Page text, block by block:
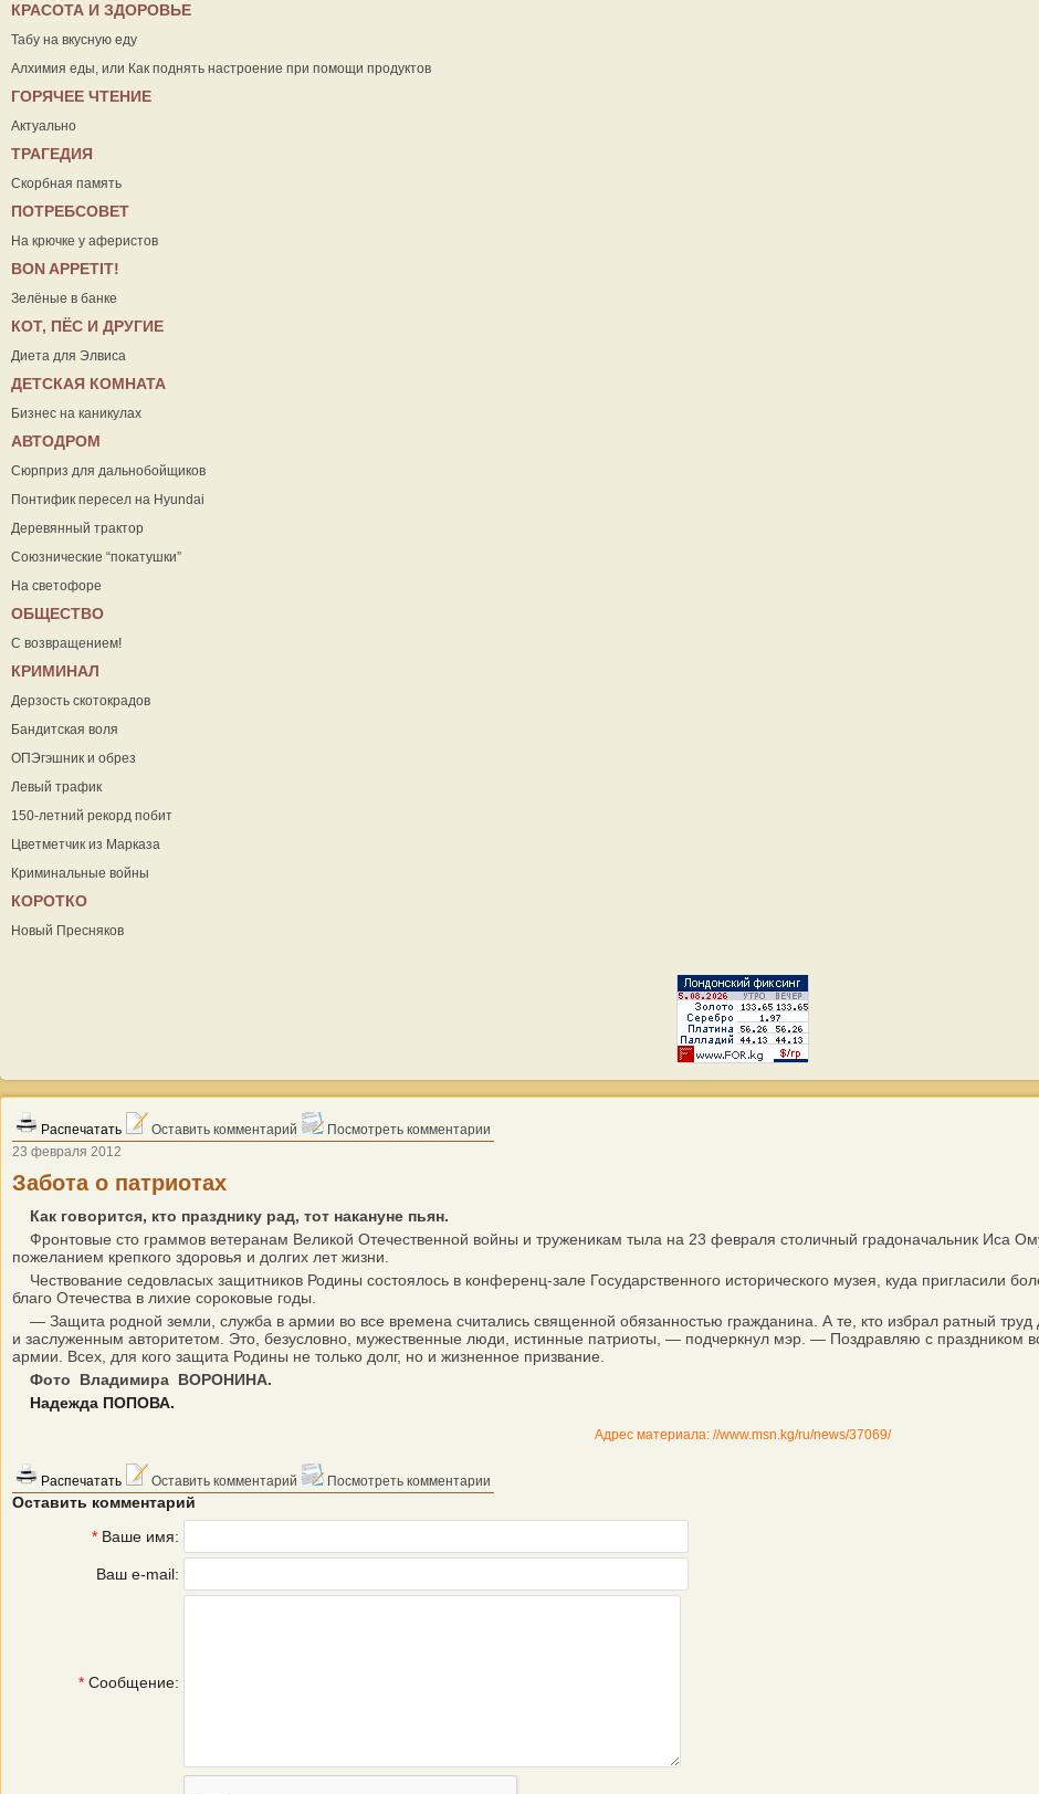
КРАСОТА И ЗДОРОВЬЕ
Табу на вкусную еду
Алхимия еды, или Как поднять настроение при помощи продуктов
ГОРЯЧЕЕ ЧТЕНИЕ
Актуально
ТРАГЕДИЯ
Скорбная память
ПОТРЕБСОВЕТ
На крючке у аферистов
ВON APPETIT!
Зелёные в банке
КОТ, ПЁС И ДРУГИЕ
Диета для Элвиса
ДЕТСКАЯ КОМНАТА
Бизнес на каникулах
АВТОДРОМ
Сюрприз для дальнобойщиков
Понтифик пересел на Hyundai
Деревянный трактор
Союзнические “покатушки”
На светофоре
ОБЩЕСТВО
С возвращением!
КРИМИНАЛ
Дерзость скотокрадов
Бандитская воля
ОПЭгэшник и обрез
Левый трафик
150-летний рекорд побит
Цветметчик из Марказа
Криминальные войны
КОРОТКО
Новый Пресняков
Распечатать Оставить комментарий
Посмотреть комментарии
23 февраля 2012
Забота о патриотах
Как говорится, кто празднику рад, тот накануне пьян.
Фронтовые сто граммов ветеранам Великой Отечественной войны и труженикам тыла на 23 февраля столичный градоначальник Иса
пожеланием крепкого здоровья и долгих лет жизни.
Чествование седовласых защитников Родины состоялось в конференц-зале Государственного исторического музея, куда пригласили
благо Отечества в лихие сороковые годы.
— Защита родной земли, служба в армии во все времена считались священной обязанностью гражданина. А те, кто избрал ратный
и заслуженным авторитетом. Это, безусловно, мужественные люди, истинные патриоты, — подчеркнул мэр. — Поздравляю с праздником
армии. Всех, для кого защита Родины не только долг, но и жизненное призвание.
Фото Владимира ВОРОНИНА.
Надежда ПОПОВА.
Адрес материала: //www.msn.kg/ru/news/37069/
Распечатать Оставить комментарий Посмотреть комментарии
Оставить комментарий
* Ваше имя:
Ваш e-mail:
* Сообщение: